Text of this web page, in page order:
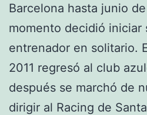
Barcelona hasta junio
momento decidió iniciar
entrenador en solitario.
2011 regresó al club
después se marchó de
dirigir al Racing de